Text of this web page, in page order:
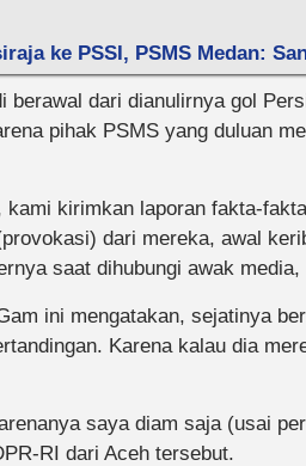
ke PSSI, PSMS Medan:
berawal dari dianulirnya gol
pihak PSMS yang duluan
kirimkan laporan fakta-
dari mereka, awal
saat dihubungi awak
ini mengatakan, sejatinya
Karena kalau dia
saya diam saja (usai
RI dari Aceh tersebut.